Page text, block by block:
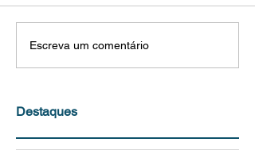
Escreva um comentário
Destaques